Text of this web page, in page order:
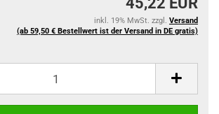
inkl. 19% MwSt. zzgl. Versand
(ab 59,50 € Bestellwert ist der Versand in DE gratis)